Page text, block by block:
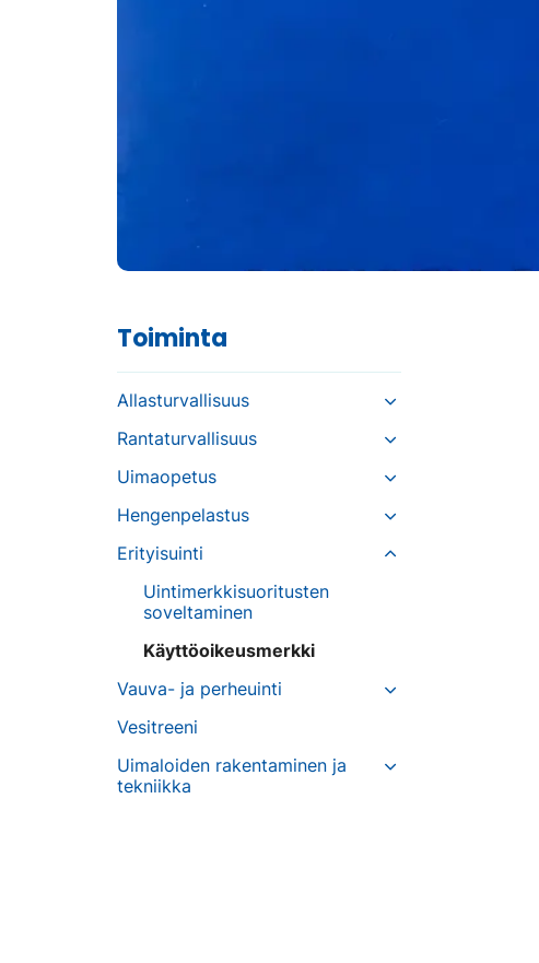
Toiminta
Allasturvallisuus
Rantaturvallisuus
Uimaopetus
Hengenpelastus
Erityisuinti
Uintimerkkisuoritusten
soveltaminen
Käyttöoikeusmerkki
Vauva- ja perheuinti
Vesitreeni
Uimaloiden rakentaminen ja
tekniikka